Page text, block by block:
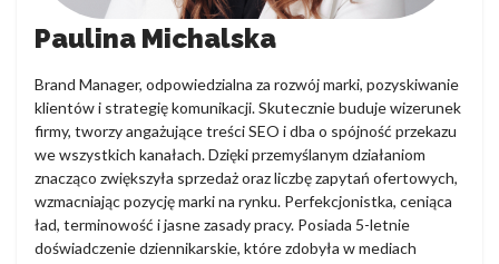
Paulina Michalska
Brand Manager, odpowiedzialna za rozwój marki, pozyskiwanie
klientów i strategię komunikacji. Skutecznie buduje wizerunek
firmy, tworzy angażujące treści SEO i dba o spójność przekazu
we wszystkich kanałach. Dzięki przemyślanym działaniom
znacząco zwiększyła sprzedaż oraz liczbę zapytań ofertowych,
wzmacniając pozycję marki na rynku. Perfekcjonistka, ceniąca
ład, terminowość i jasne zasady pracy. Posiada 5-letnie
doświadczenie dziennikarskie, które zdobyła w mediach